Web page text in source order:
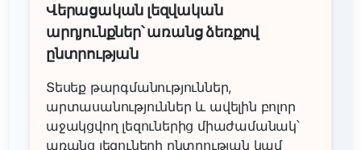
Վերացական լեզվական
արդյունքներ՝ առանց ձեռքով
ընտրության
Տեսեք թարգմանություններ,
արտասանություններ և ավելին բոլոր
աջակցվող լեզուներից միաժամանակ՝
առանց լեզուների ընտրության կամ